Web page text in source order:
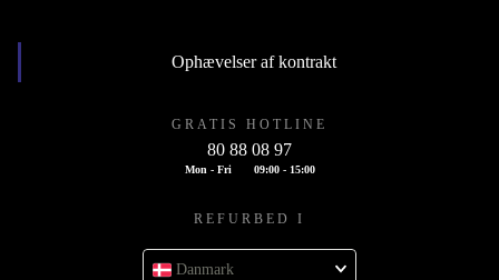
Ophævelser af kontrakt
GRATIS HOTLINE
80 88 08 97
Mon - Fri 09:00 - 15:00
REFURBED I
Danmark